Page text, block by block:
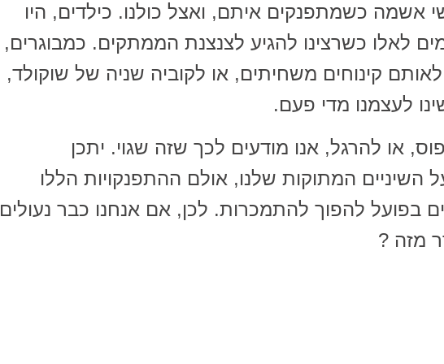
אשמה כשמתפנקים איתם, ואצל כולנו. כילדים, היו
לאלו כשרצינו להגיע לצנצנת הממתקים. כמבוגרים,
לאותם קינוחים משחיתים, או לקוביה שניה של שוקולד,
לעצמנו מדי פעם.
או להרגל, אנו מודעים לכך שזה שגוי. יתכן
השיניים המתוקות שלנו, אולם ההתפנקויות הללו
בפועל להפוך להתמכרות. לכן, אם אנחנו כבר נעולים
מזה ?